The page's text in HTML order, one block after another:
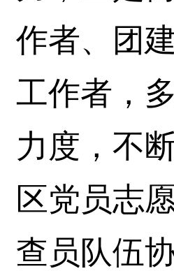
作者、团
工作者，
力度，不
区党员志
查员队伍